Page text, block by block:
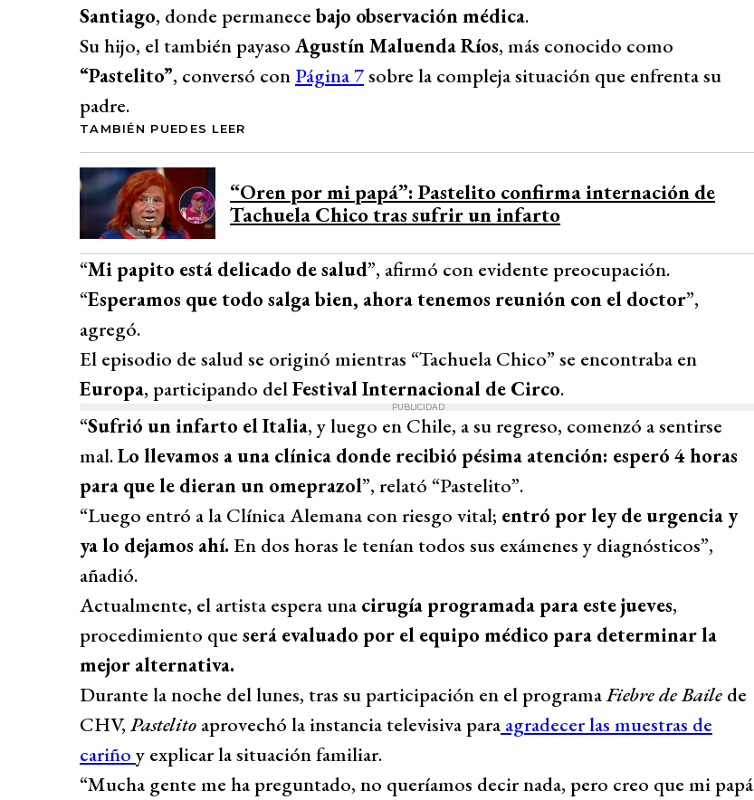
Santiago, donde permanece bajo observación médica.
Su hijo, el también payaso Agustín Maluenda Ríos, más conocido como
“Pastelito”, conversó con Página 7sobre la compleja situación que enfrenta su
padre.
TAMBIÉN PUEDES LEER
“Oren por mi papá”: Pastelito confirma internación de
Tachuela Chico tras sufrir un infarto
“Mi papito está delicado de salud”, afirmó con evidente preocupación.
“Esperamos que todo salga bien, ahora tenemos reunión con el doctor”,
agregó.
El episodio de salud se originó mientras “Tachuela Chico” se encontraba en
Europa, participando delFestival Internacional de Circo.
PUBLICIDAD
“Sufrió un infarto el Italia, y luego en Chile, a su regreso, comenzó a sentirse
mal.Lo llevamos a una clínica donde recibió pésima atención: esperó 4 horas
para que le dieran un omeprazol”, relató “Pastelito”.
“Luego entró a la Clínica Alemana con riesgo vital; entró por ley de urgencia y
ya lo dejamos ahí. En dos horas le tenían todos sus exámenes y diagnósticos”,
añadió.
Actualmente, el artista espera una cirugía programada para este jueves,
procedimiento que será evaluado por el equipo médico para determinar la
mejor alternativa.
Durante la noche del lunes, tras su participación en el programaFiebre de Baile de
CHV, Pastelito aprovechó la instancia televisiva para agradecer las muestras de
cariño y explicar la situación familiar.
“Mucha gente me ha preguntado, no queríamos decir nada, pero creo que mi papá